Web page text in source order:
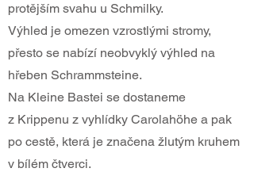
protějším svahu u Schmilky.
Výhled je omezen vzrostlými stromy,
přesto se nabízí neobvyklý výhled na
hřeben Schrammsteine.
Na Kleine Bastei se dostaneme
z Krippenu z vyhlídky Carolahöhe a pak
po cestě, která je značena žlutým kruhem
v bílém čtverci.